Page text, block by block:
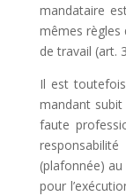
mandataire
mêmes règles
de travail (art.
Il est
mandant subit
faute
(plafonnée)
pour